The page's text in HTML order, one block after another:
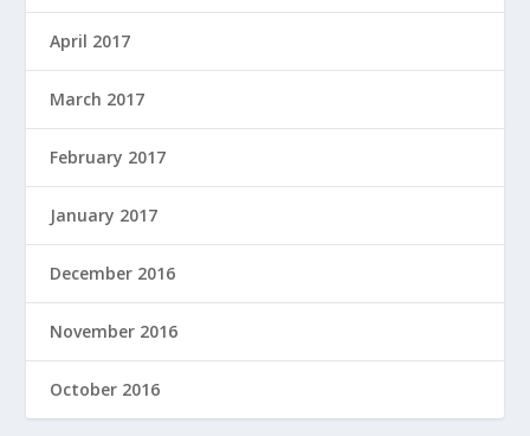
April 2017
March 2017
February 2017
January 2017
December 2016
November 2016
October 2016